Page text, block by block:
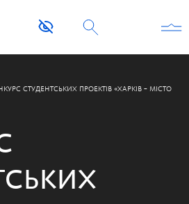
СТУДЕНТСЬКИХ ПРОЕКТІВ «ХАРКІВ – МІСТО